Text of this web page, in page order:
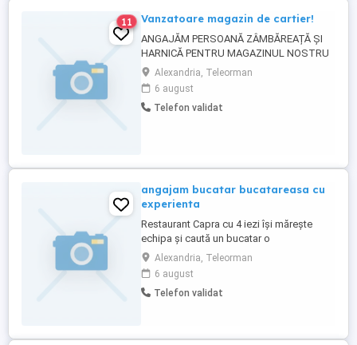
11 Vanzatoare magazin de cartier!
ANGAJĂM PERSOANĂ ZÂMBĂREAȚĂ ȘI
HARNICĂ PENTRU MAGAZINUL NOSTRU
DE CARTIER DIN ALEXANDRIA! Ești o
persoană comunicativă, serioasă și îți
place să lucrezi cu oamenii? Magazinul
nostru alimentar din Alexandria
Alexandria, Teleorman
6 august
Telefon validat
angajam bucatar bucatareasa cu
experienta
Restaurant Capra cu 4 iezi își mărește
echipa și caută un bucatar o
bucatareasa!!! energic, responsabil și
pasionat de domeniul culinar Cerințe:
Experiența în domeniu Seriozitate,
punctualitate și spirit de echipă Atitudine
Alexandria, Teleorman
6 august
Telefon validat